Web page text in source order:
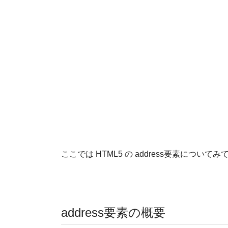
ここでは HTML5 の address要素についてみて
address要素の概要